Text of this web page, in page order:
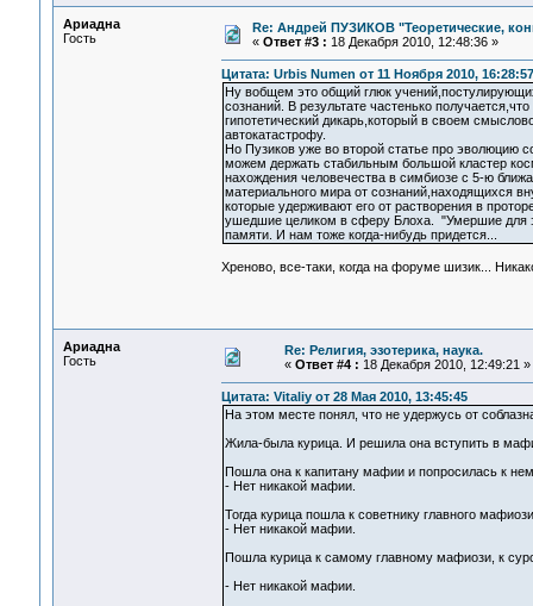
Ариадна
Гость
Re: Андрей ПУЗИКОВ "Теоретические,
« Ответ #3 : 18 Декабря 2010, 12:48:36 »
Цитата: Urbis Numen от 11 Ноября 2010, 16:28:57
Ну вобщем это общий глюк
сознаний. В результате частенько
гипотетический дикарь,который в своем
автокатастрофу.
Но Пузиков уже во второй статье про эволюцию
можем держать стабильным большой кластер
нахождения человечества в симбиозе с 5-ю
материального мира от сознаний,находящихся
которые удерживают его от растворения в
ушедшие целиком в сферу Блоха. "Умершие для
памяти. И нам тоже когда-нибудь придется...
Хреново, все-таки, когда на форуме шизик...
Ариадна
Гость
Re: Религия, эзотерика, наука.
« Ответ #4 : 18 Декабря 2010, 12:49:21 »
Цитата: Vitaliy от 28 Мая 2010, 13:45:45
На этом месте понял, что не удержусь от
Жила-была курица. И решила она вступить в
Пошла она к капитану мафии и попросилась к
- Нет никакой мафии.
Тогда курица пошла к советнику главного
- Нет никакой мафии.
Пошла курица к самому главному мафиози, к
- Нет никакой мафии.